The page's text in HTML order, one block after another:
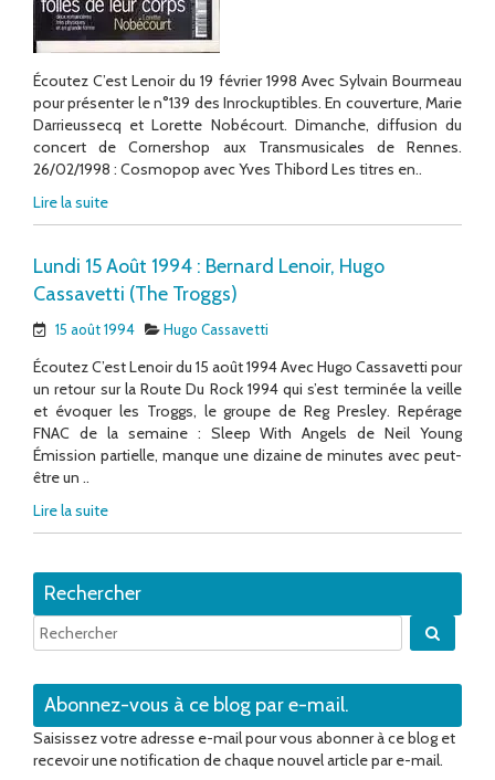
Écoutez C’est Lenoir du 19 février 1998 Avec Sylvain Bourmeau
pour présenter le n°139 des Inrockuptibles. En couverture, Marie
Darrieussecq et Lorette Nobécourt. Dimanche, diffusion du
concert de Cornershop aux Transmusicales de Rennes.
26/02/1998 : Cosmopop avec Yves Thibord Les titres en..
Lire la suite
Lundi 15 Août 1994 : Bernard Lenoir, Hugo
Cassavetti (The Troggs)
15 août 1994 Hugo Cassavetti
Écoutez C’est Lenoir du 15 août 1994 Avec Hugo Cassavetti pour
un retour sur la Route Du Rock 1994 qui s’est terminée la veille
et évoquer les Troggs, le groupe de Reg Presley. Repérage
FNAC de la semaine : Sleep With Angels de Neil Young
Émission partielle, manque une dizaine de minutes avec peut-
être un ..
Lire la suite
Rechercher
Abonnez-vous à ce blog par e-mail.
Saisissez votre adresse e-mail pour vous abonner à ce blog et
recevoir une notification de chaque nouvel article par e-mail.